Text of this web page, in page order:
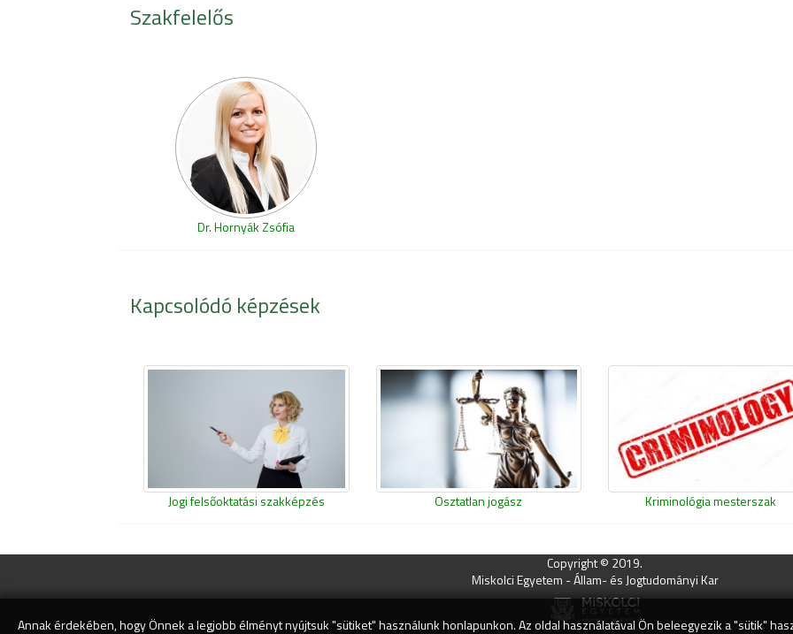
Annak érdekében, hogy Önnek a legjobb élményt nyújtsuk "sütiket" használunk honlapunkon. Az oldal használatával Ön beleegyezik a "sütik"
Szakfelelős
Dr. Hornyák Zsófia
Kapcsolódó képzések
Jogi felsőoktatási szakképzés Osztatlan jogász Kriminológia mesterszak
Copyright © 2019.
Miskolci Egyetem - Állam- és Jogtudományi Kar